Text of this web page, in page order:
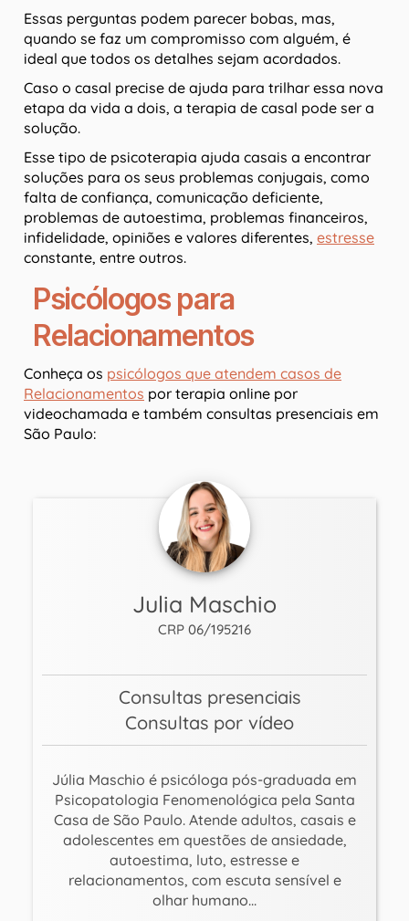
Essas perguntas podem parecer bobas, mas,
quando se faz um compromisso com alguém, é
ideal que todos os detalhes sejam acordados.
Caso o casal precise de ajuda para trilhar essa nova
etapa da vida a dois, a terapia de casal pode ser a
solução.
Esse tipo de psicoterapia ajuda casais a encontrar
soluções para os seus problemas conjugais, como
falta de confiança, comunicação deficiente,
problemas de autoestima, problemas financeiros,
infidelidade, opiniões e valores diferentes, estresse
constante, entre outros.
Psicólogos para
Relacionamentos
Conheça os psicólogos que atendem casos de
Relacionamentos por terapia online por
videochamada e também consultas presenciais em
São Paulo:
Julia Maschio
CRP 06/195216
Consultas presenciais
Consultas por vídeo
Júlia Maschio é psicóloga pós-graduada em
Psicopatologia Fenomenológica pela Santa
Casa de São Paulo. Atende adultos, casais e
adolescentes em questões de ansiedade,
autoestima, luto, estresse e
relacionamentos, com escuta sensível e
olhar humano...